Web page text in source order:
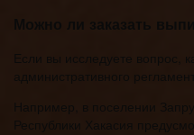
Можно ли заказать
Если вы исследуете вопрос,
административного
Например, в поселении
Республики Хакасия